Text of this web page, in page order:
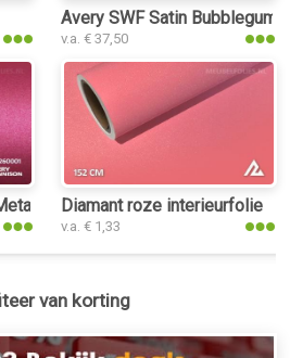
Avery SWF Satin Bubblegum
v.a. € 37,50
interieurfolie
Diamant roze interieurfolie
v.a. € 1,33
van korting